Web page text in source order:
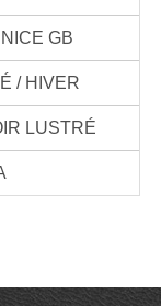
GB
/ HIVER
LUSTRÉ